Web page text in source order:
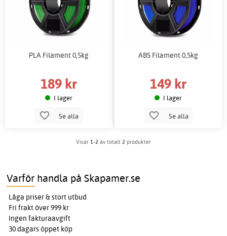
PLA Filament 0,5kg
189 kr
I lager
Se alla
ABS Filament 0,5kg
149 kr
I lager
Se alla
Visar 1-2 av totalt 2 produkter
Varför handla på Skapamer.se
Låga priser & stort utbud
Fri frakt över 999 kr
Ingen fakturaavgift
30 dagars öppet köp